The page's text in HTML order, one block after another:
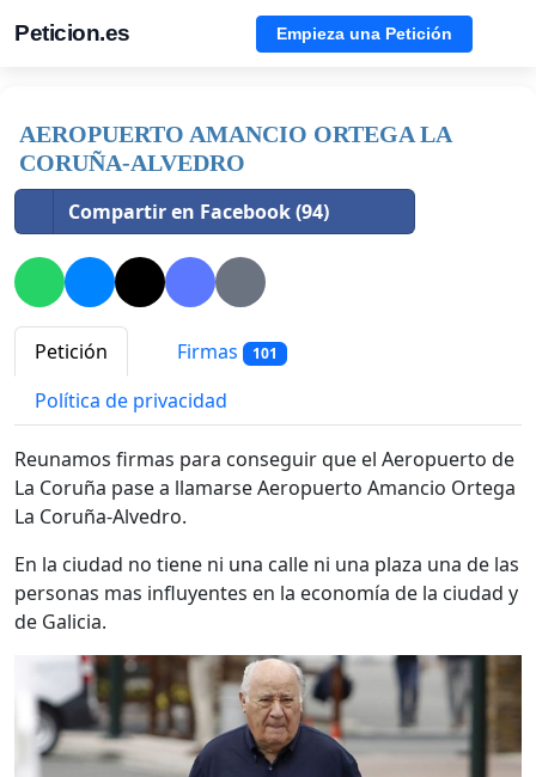
Peticion.es Empieza una Petición
AEROPUERTO AMANCIO ORTEGA LA
CORUÑA-ALVEDRO
Compartir en Facebook (94)
Petición Firmas 101
Política de privacidad
Reunamos firmas para conseguir que el Aeropuerto de
La Coruña pase a llamarse Aeropuerto Amancio Ortega
La Coruña-Alvedro.
En la ciudad no tiene ni una calle ni una plaza una de las
personas mas influyentes en la economía de la ciudad y
de Galicia.